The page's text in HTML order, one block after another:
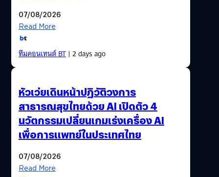
07/08/2026
Read More
ทีมคอนเทนต์ BT| 2 days ago
หัวเว่ยเดินหน้าปฏิวัติวงการ
สาธารณสุขไทยด้วย AI เปิดตัว 4
นวัตกรรมเปลี่ยนเกมเร่งเครื่อง AI
เพื่อการแพทย์ในประเทศไทย
07/08/2026
Read More